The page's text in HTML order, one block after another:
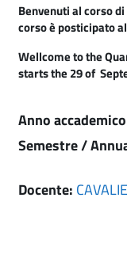
Benvenuti al corso
corso è posticipato
Wellcome to the
starts the 29 of
Anno accademico
Semestre /
Docente: